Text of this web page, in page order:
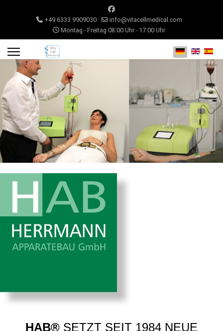
+49 6333 9909030
info@vitacellmedical.com
Montag - Freitag 08:00 Uhr - 17:00 Uhr
Sprache
HAB® SETZT SEIT 1984 NEUE